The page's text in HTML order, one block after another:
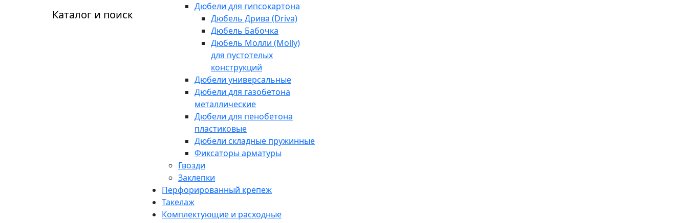
Каталог и поиск
Дюбели для гипсокартона
Дюбель Дрива (Driva)
Дюбель Бабочка
Дюбель Молли (Molly)
для пустотелых
конструкций
Дюбели универсальные
Дюбели для газобетона
металлические
Дюбели для пенобетона
пластиковые
Дюбели складные пружинные
Фиксаторы арматуры
Гвозди
Заклепки
Перфорированный крепеж
Такелаж
Комплектующие и расходные